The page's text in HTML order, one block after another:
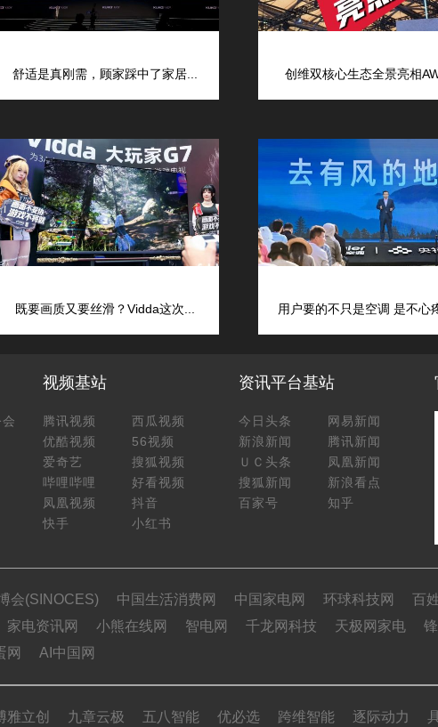
舒适是真刚需，顾家踩中了家居... 创维双核心生态全景亮相
既要画质又要丝滑？Vidda这次... 用户要的不只是空调 是不心
视频基站
腾讯视频
西瓜视频
优酷视频
56视频
爱奇艺
搜狐视频
哔哩哔哩
好看视频
凤凰视频
抖音
快手
小红书
资讯平台基站
今日头条
网易新闻
新浪新闻
腾讯新闻
ＵＣ头条
凤凰新闻
搜狐新闻
新浪看点
百家号
知乎
会(SINOCES) 中国生活消费网 中国家电网 环球科技网
百
家电资讯网 小熊在线网 智电网 千龙网科技 天极网家电
网 AI中国网
雅立创 九章云极 五八智能 优必选 跨维智能 逐际动力